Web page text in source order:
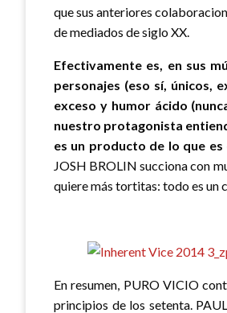
que sus anteriores
de mediados de siglo XX.
Efectivamente es, en sus
personajes (eso sí, únicos,
exceso y humor ácido
nuestro protagonista
es un producto de lo que
JOSH BROLIN succiona con
quiere más tortitas: todo es un
En resumen, PURO VICIO
principios de los setenta.